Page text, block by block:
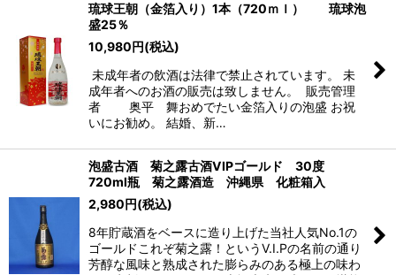
琉球王朝（金箔入り）1本（720ｍｌ） 琉球泡
盛25％
10,980 円(税込)
未成年者の飲酒は法律で禁止されています。 未
成年者へのお酒の販売は致しません。 販売管理
者 奥平 舞おめでたい金箔入りの泡盛 お祝
いにお勧め。 結婚、新…
泡盛古酒 菊之露古酒VIPゴールド 30度
720ml瓶 菊之露酒造 沖縄県 化粧箱入
2,980 円(税込)
8年貯蔵酒をベースに造り上げた当社人気No.1の
ゴールドこれぞ菊之露！というV.I.Pの名前の通り
芳醇な風味と熟成された膨らみのある極上の味わ